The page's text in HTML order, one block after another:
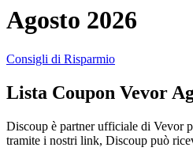
Samsung
Hotel
Profumi
Trasporti
Agosto 2026
Consigli di Risparmio
Lista Coupon Vevor
Discoup è partner ufficiale di Vevor
tramite i nostri link, Discoup può